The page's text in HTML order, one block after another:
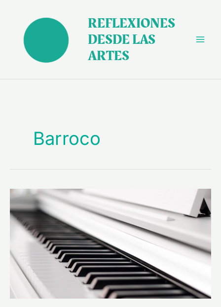
contenido
REFLEXIONES
DESDE LAS
ARTES
Barroco
La
como
discurso
sonoro
dramático